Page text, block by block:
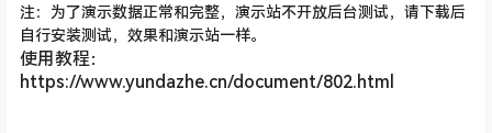
注：为了演示数据正常和完整，演示站不开放后台测试，请下载后
自行安装测试，效果和演示站一样。
使用教程：
https://www.yundazhe.cn/document/802.html